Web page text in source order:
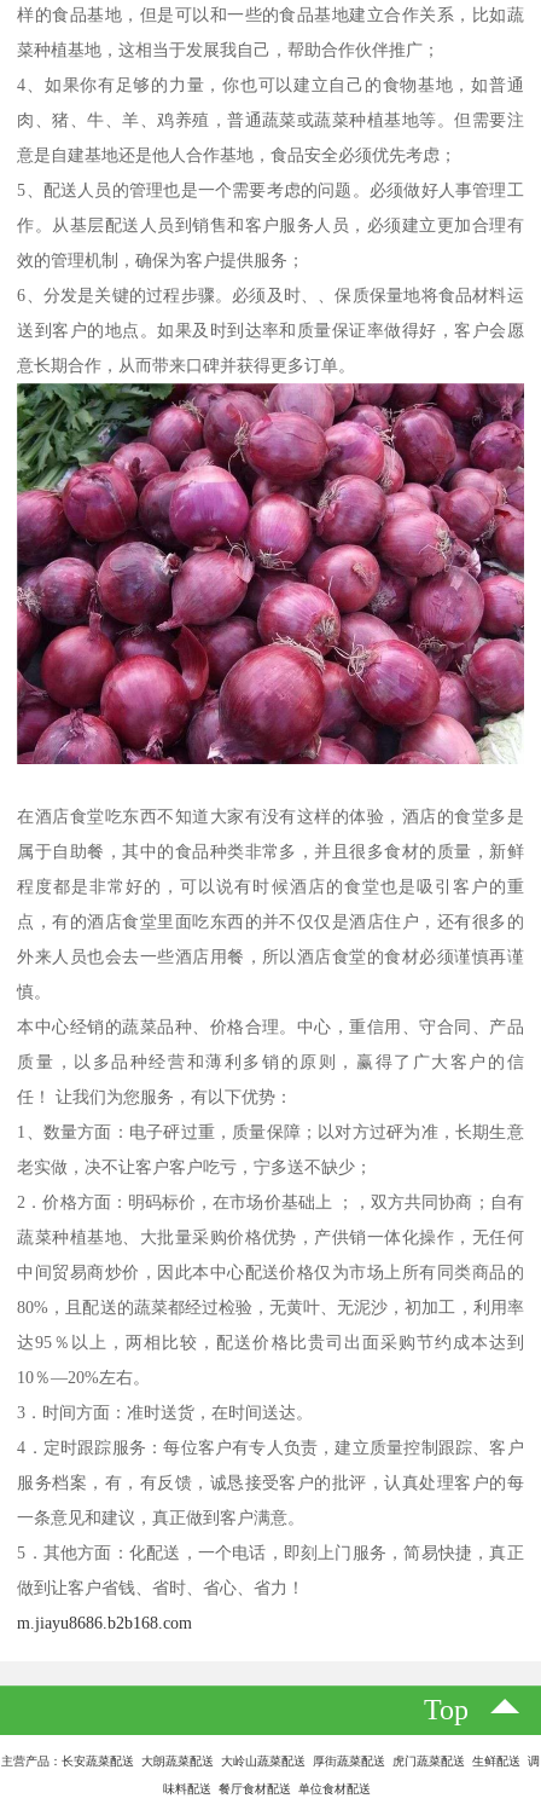
样的食品基地，但是可以和一些的食品基地建立合作关系，比如蔬
菜种植基地，这相当于发展我自己，帮助合作伙伴推广；
4、如果你有足够的力量，你也可以建立自己的食物基地，如普通
肉、猪、牛、羊、鸡养殖，普通蔬菜或蔬菜种植基地等。但需要注
意是自建基地还是他人合作基地，食品安全必须优先考虑；
5、配送人员的管理也是一个需要考虑的问题。必须做好人事管理工
作。从基层配送人员到销售和客户服务人员，必须建立更加合理有
效的管理机制，确保为客户提供服务；
6、分发是关键的过程步骤。必须及时、、保质保量地将食品材料运
送到客户的地点。如果及时到达率和质量保证率做得好，客户会愿
意长期合作，从而带来口碑并获得更多订单。
在酒店食堂吃东西不知道大家有没有这样的体验，酒店的食堂多是
属于自助餐，其中的食品种类非常多，并且很多食材的质量，新鲜
程度都是非常好的，可以说有时候酒店的食堂也是吸引客户的重
点，有的酒店食堂里面吃东西的并不仅仅是酒店住户，还有很多的
外来人员也会去一些酒店用餐，所以酒店食堂的食材必须谨慎再谨
慎。
本中心经销的蔬菜品种、价格合理。中心，重信用、守合同、产品
质量，以多品种经营和薄利多销的原则，赢得了广大客户的信
任！ 让我们为您服务，有以下优势：
1、数量方面：电子砰过重，质量保障；以对方过砰为准，长期生意
老实做，决不让客户客户吃亏，宁多送不缺少；
2．价格方面：明码标价，在市场价基础上 ；，双方共同协商；自有
蔬菜种植基地、大批量采购价格优势，产供销一体化操作，无任何
中间贸易商炒价，因此本中心配送价格仅为市场上所有同类商品的
80%，且配送的蔬菜都经过检验，无黄叶、无泥沙，初加工，利用率
达95％以上，两相比较，配送价格比贵司出面采购节约成本达到
10％—20%左右。
3．时间方面：准时送货，在时间送达。
4．定时跟踪服务：每位客户有专人负责，建立质量控制跟踪、客户
服务档案，有，有反馈，诚恳接受客户的批评，认真处理客户的每
一条意见和建议，真正做到客户满意。
5．其他方面：化配送，一个电话，即刻上门服务，简易快捷，真正
做到让客户省钱、省时、省心、省力！
m.jiayu8686.b2b168.com
Top
主营产品：长安蔬菜配送 大朗蔬菜配送 大岭山蔬菜配送 厚街蔬菜配送 虎门蔬菜配送 生鲜配送 调
味料配送 餐厅食材配送 单位食材配送